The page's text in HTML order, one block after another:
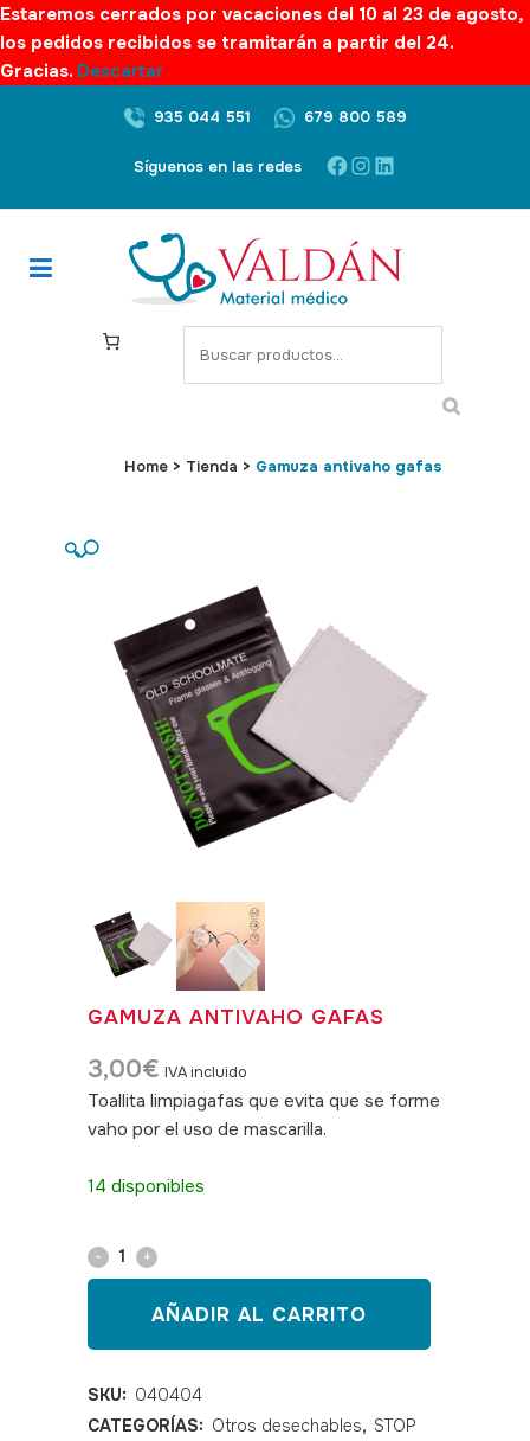
Estaremos cerrados por vacaciones del 10 al 23 de agosto,
los pedidos recibidos se tramitarán a partir del 24.
Gracias. Descartar
935 044 551 679 800 589
Síguenos en las redes Facebook
Instagram
LinkedIn
S
e
Home > Tienda > Gamuza antivaho gafas
🔍
GAMUZA ANTIVAHO GAFAS
3,00€ IVA incluido
Toallita limpiagafas que evita que se forme
vaho por el uso de mascarilla.
14 disponibles
Gamuza
gafas
quantity
AÑADIR AL CARRITO
SKU: 040404
CATEGORÍAS: Otros desechables, STOP